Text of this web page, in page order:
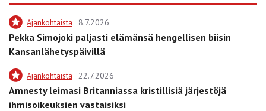
Ajankohtaista 8.7.2026
Pekka Simojoki paljasti elämänsä hengellisen biisin
Kansanlähetyspäivillä
Ajankohtaista 22.7.2026
Amnesty leimasi Britanniassa kristillisiä järjestöjä
ihmisoikeuksien vastaisiksi